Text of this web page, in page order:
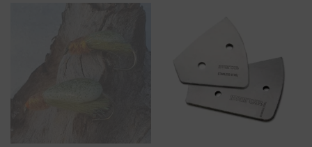
24,90 €
useampi
valinnat
useampi
muunnelma.